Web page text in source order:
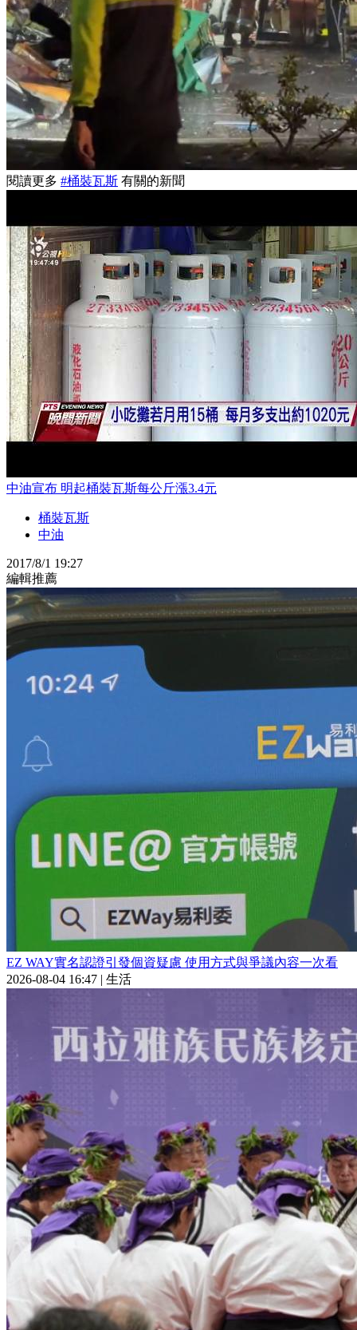
閱讀更多 #桶裝瓦斯 有關的新聞
中油宣布 明起桶裝瓦斯每公斤漲3.4元
桶裝瓦斯
中油
2017/8/1 19:27
編輯推薦
EZ WAY實名認證引發個資疑慮 使用方式與爭議內容一次看
2026-08-04 16:47 | 生活